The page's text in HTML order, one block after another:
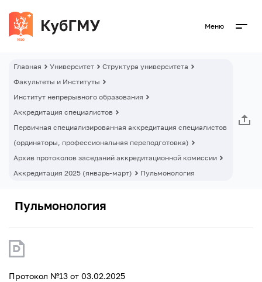
Меню
Главная Университет
Структура университета
Факультеты и Институты
Институт непрерывного образования
Аккредитация специалистов
Первичная специализированная аккредитация специалистов
(ординаторы, профессиональная переподготовка)
Архив протоколов заседаний аккредитационной комиссии
Аккредитация 2025 (январь-март)
Пульмонология
Пульмонология
Протокол №13 от 03.02.2025